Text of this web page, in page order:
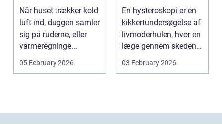
indeklima og
lavere
varmeregning
Når huset trækker kold
luft ind, duggen samler
sig på ruderne, eller
varmeregninge...
05 February 2026
se af livmoderen
En hysteroskopi er en
kikkertundersøgelse af
livmoderhulen, hvor en
læge gennem skeden
og livmoderha...
03 February 2026